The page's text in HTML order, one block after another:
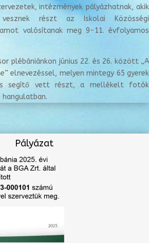
intézmények pályázhatnak, akik
vesznek részt az Iskolai Közösségi
valósítanak meg 9-11. évfolyamos
plébániánkon június 22. és 26. között „A
elnevezéssel, melyen mintegy 65 gyerek
segítő vett részt, a mellékelt fotók
hangulatban.
Pályázat